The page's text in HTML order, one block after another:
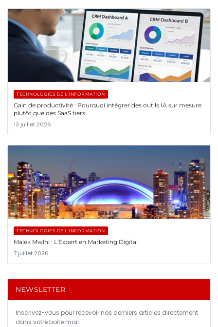
TECHNOLOGIES DE L'INFORMATION
Gain de productivité : Pourquoi intégrer des outils IA sur mesure
plutôt que des SaaS tiers
13 juillet 2026
TECHNOLOGIES DE L'INFORMATION
Malek Mwlhi : L'Expert en Marketing Digital
7 juillet 2026
NEWSLETTER
Inscrivez-vous pour recevoir nos derniers articles directement
dans votre boîte mail.